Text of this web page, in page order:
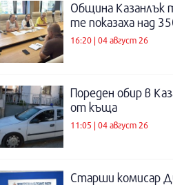
Община Казанлък
те показаха над
16:20 | 04 август 26
Пореден обир в
от къща
11:05 | 04 август 26
Старши комисар